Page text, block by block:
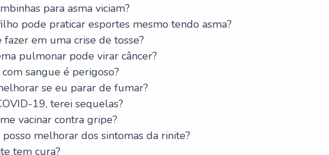
para asma viciam?
pode praticar esportes mesmo tendo asma?
fazer em uma crise de tosse?
pulmonar pode virar câncer?
com sangue é perigoso?
se eu parar de fumar?
19, terei sequelas?
vacinar contra gripe?
posso melhorar dos sintomas da rinite?
tem cura?